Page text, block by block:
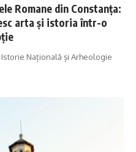
Romane din Constanța:
arta și istoria într-o
Națională și Arheologie